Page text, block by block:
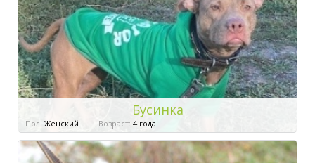
Бусинка
Пол: Женский Возраст: 4 года